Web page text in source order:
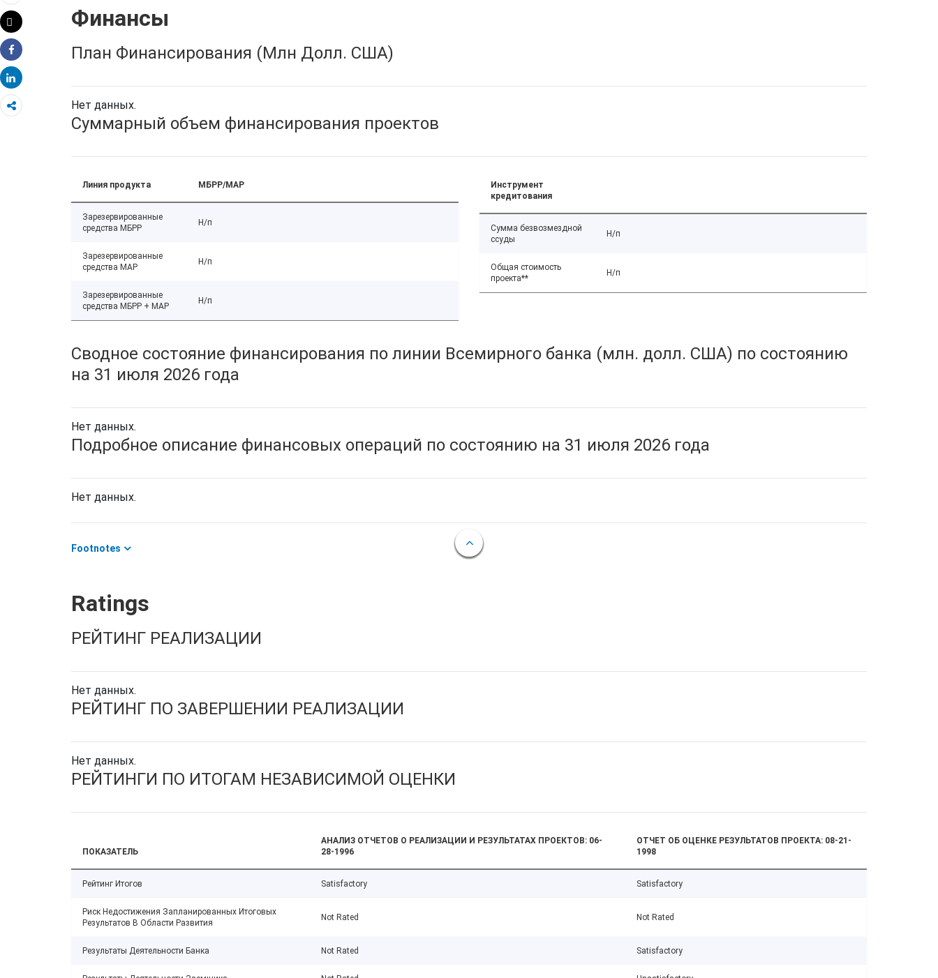
Электронная почта
Распечатать
Tweet
Share
Share
Финансы
План Финансирования (Млн Долл. США)
Нет данных.
Суммарный объем финансирования проектов
Линия продукта МБРР/МАР
Зарезервированные
средства МБРР
Н/п
Зарезервированные
средства МАР
Н/п
Зарезервированные
средства МБРР + МАР
Н/п
Инструмент
кредитования
Сумма безвозмездной
ссуды
Н/п
Общая стоимость
проекта**
Н/п
Сводное состояние финансирования по линии Всемирного банка (млн. долл. США) по состоянию
на 31 июля 2026 года
Нет данных.
Подробное описание финансовых операций по состоянию на 31 июля 2026 года
Нет данных.
Footnotes
Ratings
РЕЙТИНГ РЕАЛИЗАЦИИ
Нет данных.
РЕЙТИНГ ПО ЗАВЕРШЕНИИ РЕАЛИЗАЦИИ
Нет данных.
РЕЙТИНГИ ПО ИТОГАМ НЕЗАВИСИМОЙ ОЦЕНКИ
ПОКАЗАТЕЛЬ
АНАЛИЗ ОТЧЕТОВ О РЕАЛИЗАЦИИ И РЕЗУЛЬТАТАХ ПРОЕКТОВ: 06-
28-1996
ОТЧЕТ ОБ ОЦЕНКЕ РЕЗУЛЬТАТОВ ПРОЕКТА: 08-21-
1998
Рейтинг Итогов Satisfactory Satisfactory
Риск Недостижения Запланированных Итоговых
Результатов В Области Развития
Not Rated Not Rated
Результаты Деятельности Банка Not Rated Satisfactory